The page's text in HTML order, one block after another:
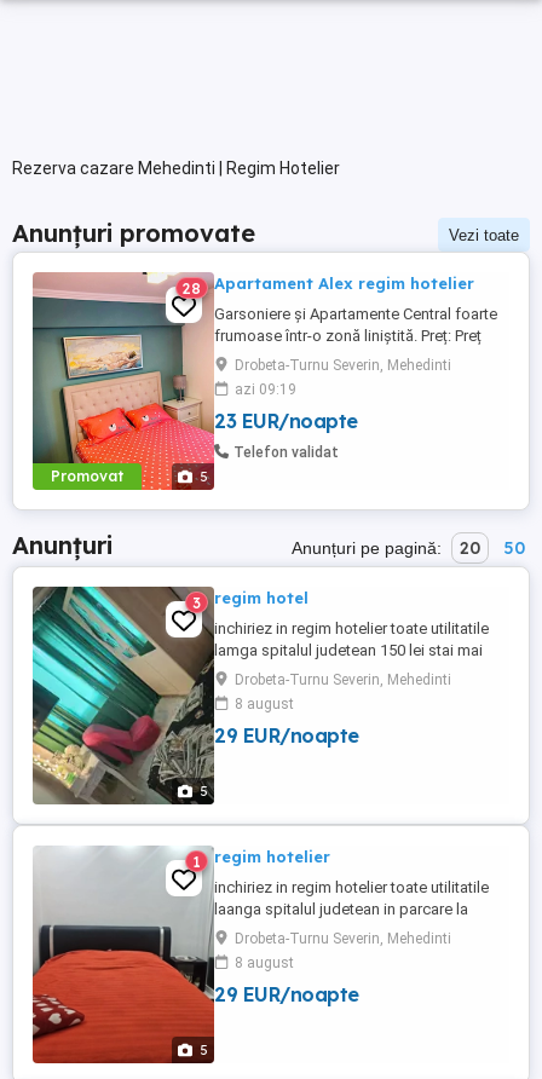
Rezerva cazare Mehedinti | Regim Hotelier
Anunțuri promovate Vezi toate
Promovat 5
28 Apartament Alex regim hotelier
Garsoniere şi Apartamente Central foarte
frumoase într-o zonă liniştită. Preț: Preț
pentru 3 ore 150-200 de lei.
Garsonieră-130de lei. Apartament-200-300
de lei.
Drobeta-Turnu Severin, Mehedinti
azi 09:19
23 EUR/noapte
Telefon validat
Anunțuri Anunțuri pe pagină: 20 50
5
3 regim hotel
inchiriez in regim hotelier toate utilitatile
lamga spitalul judetean 150 lei stai mai
mult de 10 zile pretul est 130 lei
Drobeta-Turnu Severin, Mehedinti
8 august
29 EUR/noapte
5
1 regim hotelier
inchiriez in regim hotelier toate utilitatile
laanga spitalul judetean in parcare la
gradinita nr 22 platesti 4 zile si ai una
gratis
Drobeta-Turnu Severin, Mehedinti
8 august
29 EUR/noapte